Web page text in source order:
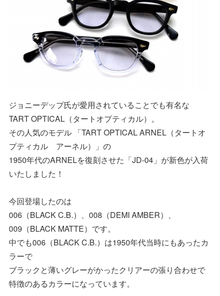
ジョニーデップ氏が愛用されていることでも有名な
TART OPTICAL（タートオプティカル）。
その人気のモデル 「TART OPTICAL ARNEL（タートオ
プティカル アーネル）」の
1950年代のARNELを復刻させた「JD-04」が新色が入荷
いたしました！
今回登場したのは
006（BLACK C.B.）、008（DEMI AMBER）、
009（BLACK MATTE）です。
中でも006（BLACK C.B.）は1950年代当時にもあったカ
ラーで
ブラックと薄いグレーがかったクリアーの張り合わせで
特徴のあるカラーになっています。